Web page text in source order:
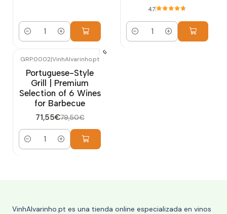
Cantidad
4.7
Cantidad
GRP.0002|VinhAlvarinho.pt
Portuguese-Style
Grill | Premium
Selection of 6 Wines
for Barbecue
71,55€79,50€
Cantidad
VinhAlvarinho.pt es una tienda online especializada en vinos